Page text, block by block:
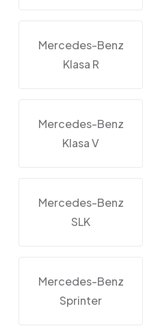
Mercedes-Benz
Klasa R
Mercedes-Benz
Klasa V
Mercedes-Benz
SLK
Mercedes-Benz
Sprinter